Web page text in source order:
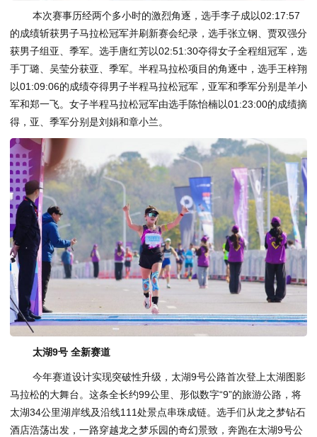
本次赛事历经两个多小时的激烈角逐，选手李子成以02:17:57
的成绩斩获男子马拉松冠军并刷新赛会纪录，选手张立钢、贾双强分
获男子组亚、季军。选手唐红芳以02:51:30夺得女子全程组冠军，选
手丁璐、吴莹分获亚、季军。半程马拉松项目的角逐中，选手王梓翔
以01:09:06的成绩夺得男子半程马拉松冠军，亚军和季军分别是羊小
军和郑一飞。女子半程马拉松冠军由选手陈怡楠以01:23:00的成绩摘
得，亚、季军分别是刘娟和章小兰。
太湖9号 全新赛道
今年赛道设计实现突破性升级，太湖9号公路首次登上太湖图影
马拉松的大舞台。这条全长约99公里、形似数字“9”的旅游公路，将
太湖34公里湖岸线及沿线111处景点串珠成链。选手们从龙之梦钻石
酒店浩荡出发，一路穿越龙之梦乐园的奇幻景致，奔跑在太湖9号公